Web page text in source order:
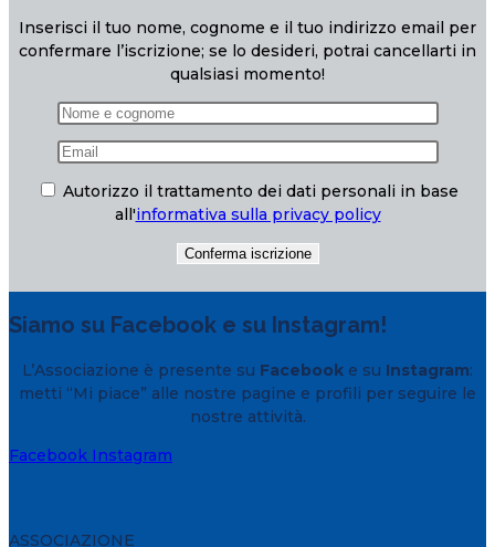
Inserisci il tuo nome, cognome e il tuo indirizzo email per
confermare l’iscrizione; se lo desideri, potrai cancellarti in
qualsiasi momento!
Autorizzo il trattamento dei dati personali in base
all'informativa sulla privacy policy
Siamo su Facebook e su Instagram!
L’Associazione è presente su Facebook e su Instagram:
metti “Mi piace” alle nostre pagine e profili per seguire le
nostre attività.
Facebook Instagram
ASSOCIAZIONE